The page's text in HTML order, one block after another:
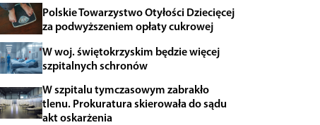
Polskie Towarzystwo Otyłości Dziecięcej
za podwyższeniem opłaty cukrowej
W woj. świętokrzyskim będzie więcej
szpitalnych schronów
W szpitalu tymczasowym zabrakło
tlenu. Prokuratura skierowała do sądu
akt oskarżenia